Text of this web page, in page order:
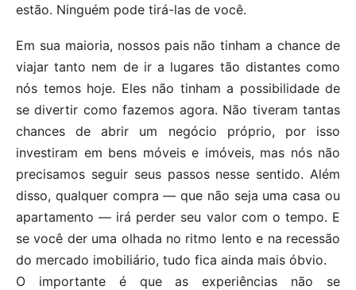
estão. Ninguém pode tirá-las de você.
Em sua maioria, nossos pais não tinham a chance de
viajar tanto nem de ir a lugares tão distantes como
nós temos hoje. Eles não tinham a possibilidade de
se divertir como fazemos agora. Não tiveram tantas
chances de abrir um negócio próprio, por isso
investiram em bens móveis e imóveis, mas nós não
precisamos seguir seus passos nesse sentido. Além
disso, qualquer compra — que não seja uma casa ou
apartamento — irá perder seu valor com o tempo. E
se você der uma olhada no ritmo lento e na recessão
do mercado imobiliário, tudo fica ainda mais óbvio.
O importante é que as experiências não se